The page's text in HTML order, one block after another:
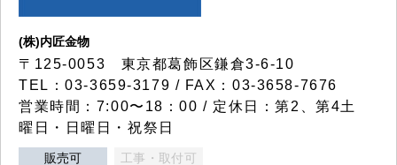
(株)内匠金物
〒125-0053 東京都葛飾区鎌倉3-6-10
TEL：03-3659-3179 / FAX：03-3658-7676
営業時間：7:00〜18：00 / 定休日：第2、第4土
曜日・日曜日・祝祭日
販売可 工事・取付可